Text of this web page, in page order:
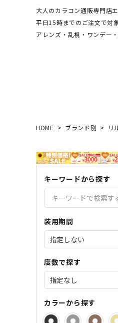
大人のカラコン通販専門店
平日15時までのご注文で対
アレンズ・乱視・ワンデー
ディファインモイ
エバーカラーシリ
レヴィアワンマンス
3CE
その他ブランドは
乱視カラコン比較
バレないカラコン
サンドイッチ製法特
HOME ブランド別 リ
キーワードから探す
装用期間
度数で探す
カラーから探す